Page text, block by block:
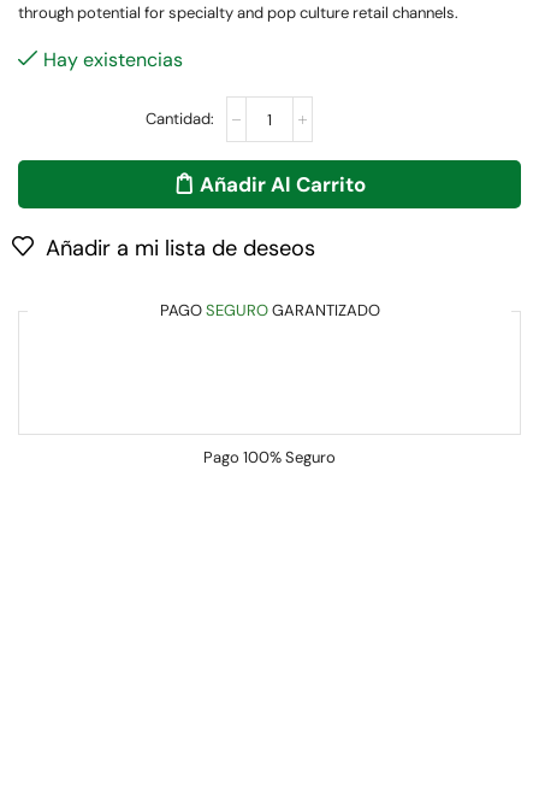
through potential for specialty and pop culture retail channels.
Hay existencias
Añadir Al Carrito
Añadir a mi lista de deseos
PAGOSEGUROGARANTIZADO
Pago 100% Seguro